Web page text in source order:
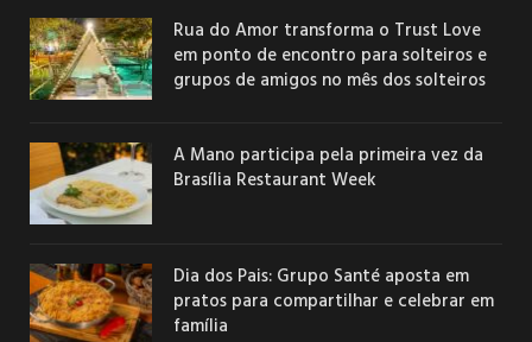
Rua do Amor transforma o Trust Love
em ponto de encontro para solteiros e
grupos de amigos no mês dos solteiros
A Mano participa pela primeira vez da
Brasília Restaurant Week
Dia dos Pais: Grupo Santé aposta em
pratos para compartilhar e celebrar em
família